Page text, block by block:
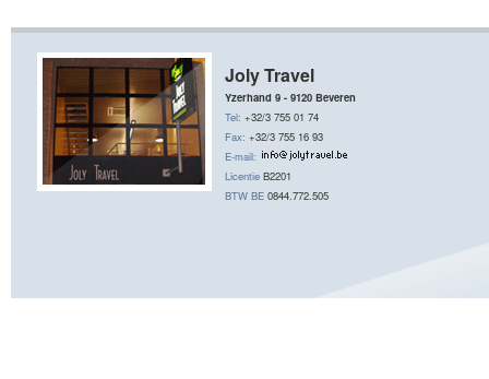
Joly Travel
Yzerhand 9 - 9120 Beveren
Tel: +32/3 755 01 74
Fax: +32/3 755 16 93
E-mail:
Licentie B2201
BTW BE 0844.772.505